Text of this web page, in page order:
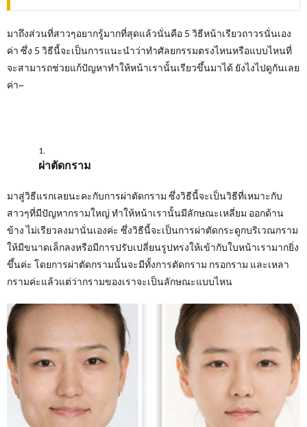
มาถึงส่วนที่สาวๆอยากรู้มากที่สุดแล้วนั่นคือ 5 วิธีหน้าเรียวถาวรนั่นเอง
ค่า ซึ่ง 5 วิธีนี้จะเป็นการแนะนำว่าทำศัลยกรรมตรงไหนหรือแบบไหนที่
จะสามารถช่วยแก้ปัญหาทำให้หน้าเรานั้นเรียวขึ้นมาได้ ยังไงไปดูกันเลย
ค่า~
ผ่าตัดกราม
มาสู่วิธีแรกเลยนะคะกับการผ่าตัดกราม ซึ่งวิธีนี้จะเป็นวิธีที่เหมาะกับ
สาวๆที่มีปัญหากรามใหญ่ ทำให้หน้าเรานั้นมีลักษณะเหลี่ยม ออกด้าน
ข้าง ไม่เรียวลงมานั่นเองค่ะ ซึ่งวิธีนี้จะเป็นการผ่าตัดกระดูกบริเวณกราม
ให้มีขนาดเล็กลงหรือมีการปรับเปลี่ยนรูปทรงให้เข้ากับใบหน้าเรามากยิ่ง
ขึ้นค่ะ โดยการผ่าตัดกรามนั้นจะมีทั้งการตัดกราม กรอกราม และเหลา
กรามค่ะแล้วแต่ว่ากรามของเราจะเป็นลักษณะแบบไหน